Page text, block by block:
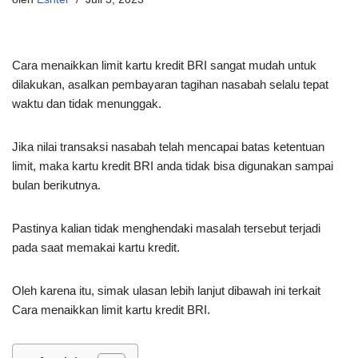
Cara menaikkan limit kartu kredit BRI sangat mudah untuk
dilakukan, asalkan pembayaran tagihan nasabah selalu tepat
waktu dan tidak menunggak.
Jika nilai transaksi nasabah telah mencapai batas ketentuan
limit, maka kartu kredit BRI anda tidak bisa digunakan sampai
bulan berikutnya.
Pastinya kalian tidak menghendaki masalah tersebut terjadi
pada saat memakai kartu kredit.
Oleh karena itu, simak ulasan lebih lanjut dibawah ini terkait
Cara menaikkan limit kartu kredit BRI.